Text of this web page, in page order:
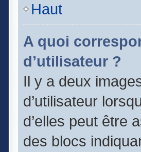
Haut
A quoi
d’utilisateur ?
Il y a deux
d’utilisateur
d’elles peut être
des blocs